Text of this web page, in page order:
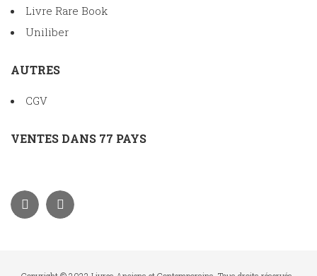
Livre Rare Book
Uniliber
AUTRES
CGV
VENTES DANS 77 PAYS